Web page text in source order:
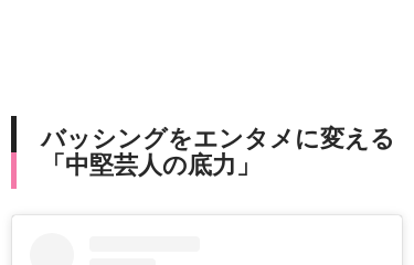
バッシングをエンタメに変える
「中堅芸人の底力」